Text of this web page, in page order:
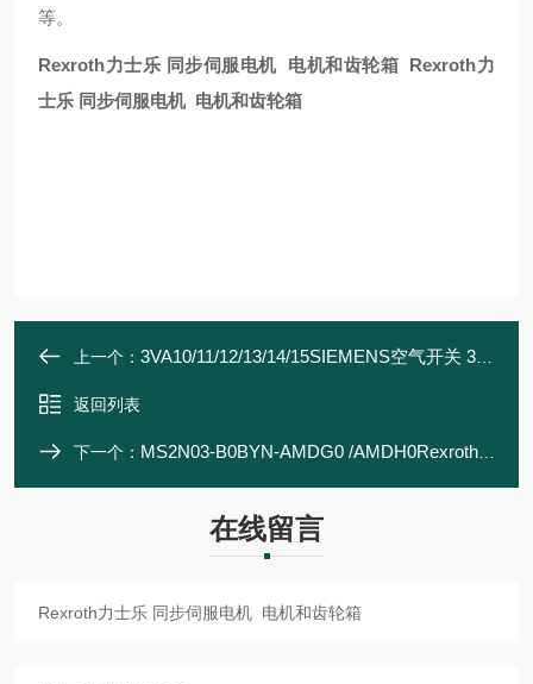
等。
Rexroth力士乐 同步伺服电机 电机和齿轮箱 Rexroth力
士乐 同步伺服电机 电机和齿轮箱
上一个： 3VA10/11/12/13/14/15SIEMENS空气开关 3VA/T系列 断路器 保护器
返回列表
下一个： MS2N03-B0BYN-AMDG0 /AMDH0Rexroth力士乐 同步伺服电机 电机和齿轮箱
在线留言